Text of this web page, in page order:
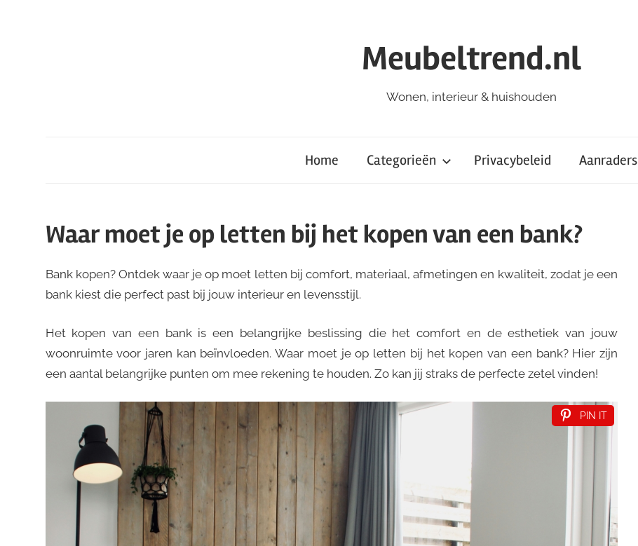
Meubeltrend.nl
Wonen, interieur & huishouden
Home Categorieën Privacybeleid Aanraders
Waar moet je op letten bij het kopen van een bank?
Bank kopen? Ontdek waar je op moet letten bij comfort, materiaal, afmetingen en kwaliteit, zodat je een
bank kiest die perfect past bij jouw interieur en levensstijl.
Het kopen van een bank is een belangrijke beslissing die het comfort en de esthetiek van jouw
woonruimte voor jaren kan beïnvloeden. Waar moet je op letten bij het kopen van een bank? Hier zijn
een aantal belangrijke punten om mee rekening te houden. Zo kan jij straks de perfecte zetel vinden!
PIN IT